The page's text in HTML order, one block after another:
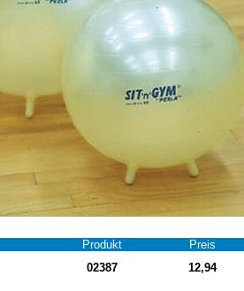
Produkt
Preis
02387
12,94